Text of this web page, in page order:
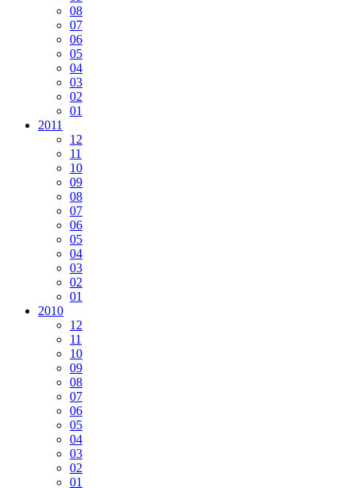
08
07
06
05
04
03
02
01
2011
12
11
10
09
08
07
06
05
04
03
02
01
2010
12
11
10
09
08
07
06
05
04
03
02
01